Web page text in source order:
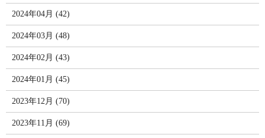
2024年04月 (42)
2024年03月 (48)
2024年02月 (43)
2024年01月 (45)
2023年12月 (70)
2023年11月 (69)